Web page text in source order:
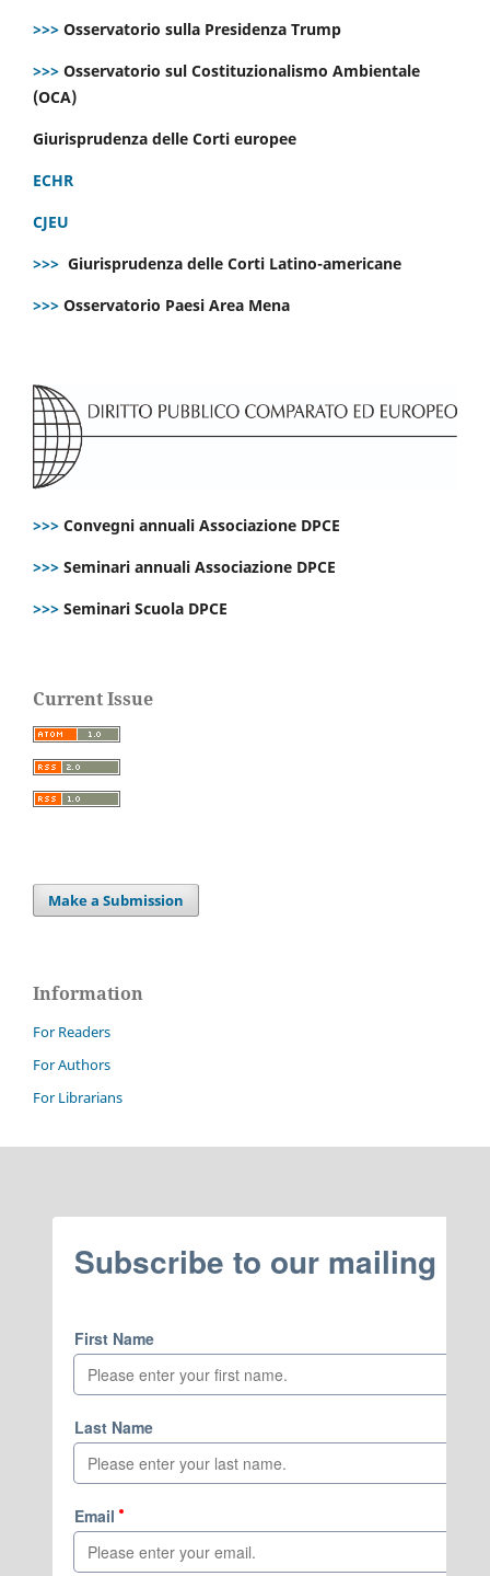
>>> Osservatorio sulla Presidenza Trump
>>> Osservatorio sul Costituzionalismo Ambientale
(OCA)
Giurisprudenza delle Corti europee
ECHR
CJEU
>>> Giurisprudenza delle Corti Latino-americane
>>> Osservatorio Paesi Area Mena
>>> Convegni annuali Associazione DPCE
>>> Seminari annuali Associazione DPCE
>>> Seminari Scuola DPCE
Current Issue
Make a Submission
Information
For Readers
For Authors
For Librarians